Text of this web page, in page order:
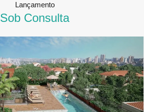
Lançamento
Sob Consulta